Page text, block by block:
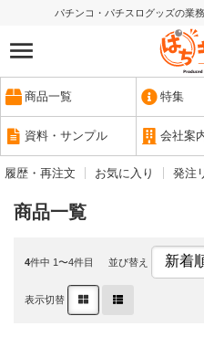
パチンコ・パチスログッズの業
商品一覧 特集
資料・サンプル 会社案
履歴・再注文 お気に入り 発注
商品一覧
4件中 1〜4件目 並び替え
表示切替